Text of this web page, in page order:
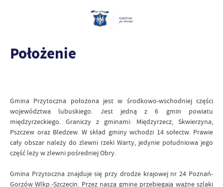
Położenie
Gmina Przytoczna położona jest w środkowo-wschodniej części
województwa lubuskiego. Jest jedną z 6 gmin powiatu
międzyrzeckiego. Graniczy z gminami: Międzyrzecz, Skwierzyna,
Pszczew oraz Bledzew. W skład gminy wchodzi 14 sołectw. Prawie
cały obszar należy do zlewni rzeki Warty, jedynie południowa jego
część leży w zlewni pośredniej Obry.
Gmina Przytoczna znajduje się przy drodze krajowej nr 24 Poznań-
Gorzów Wlkp.-Szczecin. Przez naszą gminę przebiegają ważne szlaki